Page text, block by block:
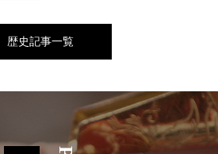
歴史記事一覧